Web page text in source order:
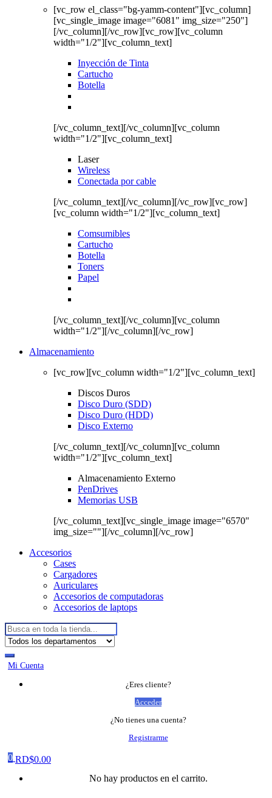
[vc_row el_class="bg-yamm-content"][vc_column]
[vc_single_image image="6081" img_size="250"]
[/vc_column][/vc_row][vc_row][vc_column
width="1/2"][vc_column_text]
Inyección de Tinta
Cartucho
Botella
[/vc_column_text][/vc_column][vc_column
width="1/2"][vc_column_text]
Laser
Wireless
Conectada por cable
[/vc_column_text][/vc_column][/vc_row][vc_row]
[vc_column width="1/2"][vc_column_text]
Comsumibles
Cartucho
Botella
Toners
Papel
[/vc_column_text][/vc_column][vc_column
width="1/2"][/vc_column][/vc_row]
Almacenamiento
[vc_row][vc_column width="1/2"][vc_column_text]
Discos Duros
Disco Duro (SDD)
Disco Duro (HDD)
Disco Externo
[/vc_column_text][/vc_column][vc_column
width="1/2"][vc_column_text]
Almacenamiento Externo
PenDrives
Memorias USB
[/vc_column_text][vc_single_image image="6570"
img_size=""][/vc_column][/vc_row]
Accesorios
Cases
Cargadores
Auriculares
Accesorios de computadoras
Accesorios de laptops
Buscar:
Mi Cuenta
¿Eres cliente?
Acceder
¿No tienes una cuenta?
Registrarme
0 RD$0.00
No hay productos en el carrito.